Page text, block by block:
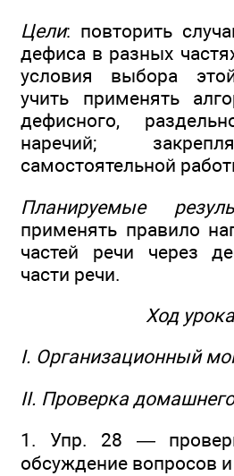
Цели: повторить
дефиса в разных
условия выбора
учить применять
дефисного,
наречий;
самостоятельной
Планируемые
применять правило
частей речи через
части речи.
Ход
I. Организационный
II. Проверка
1. Упр. 28 —
обсуждение вопросов